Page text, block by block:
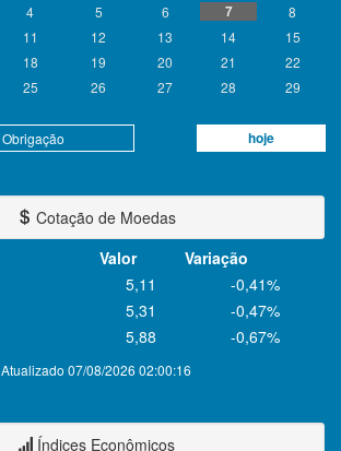
Obrigação hoje
4 5 6 7
8
11 12 13 14
15
18 19 20 21
22
25 26 27 28
29
Cotação de Moedas
Valor
Variação
Atualizado 07/08/2026 02:00:16
5,11
-0,41%
5,31
-0,47%
5,88 -0,67%
Índices Econômicos